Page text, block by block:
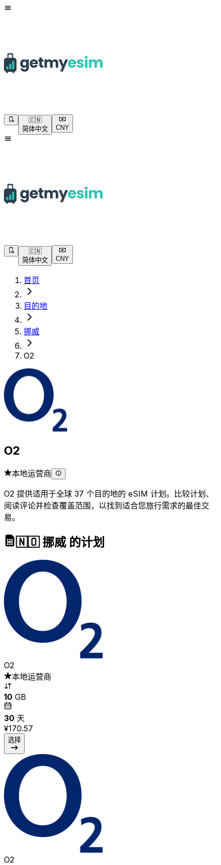
🇨🇳
简体中文
CNY
🇨🇳
简体中文
CNY
首页
目的地
挪威
O2
O2
本地运营商
O2 提供适用于全球 37 个目的地的 eSIM 计划。比较计划、
阅读评论并检查覆盖范围，以找到适合您旅行需求的最佳交
易。
🇳🇴 挪威 的计划
O2
本地运营商
10 GB
30 天
¥170.57
选择
O2